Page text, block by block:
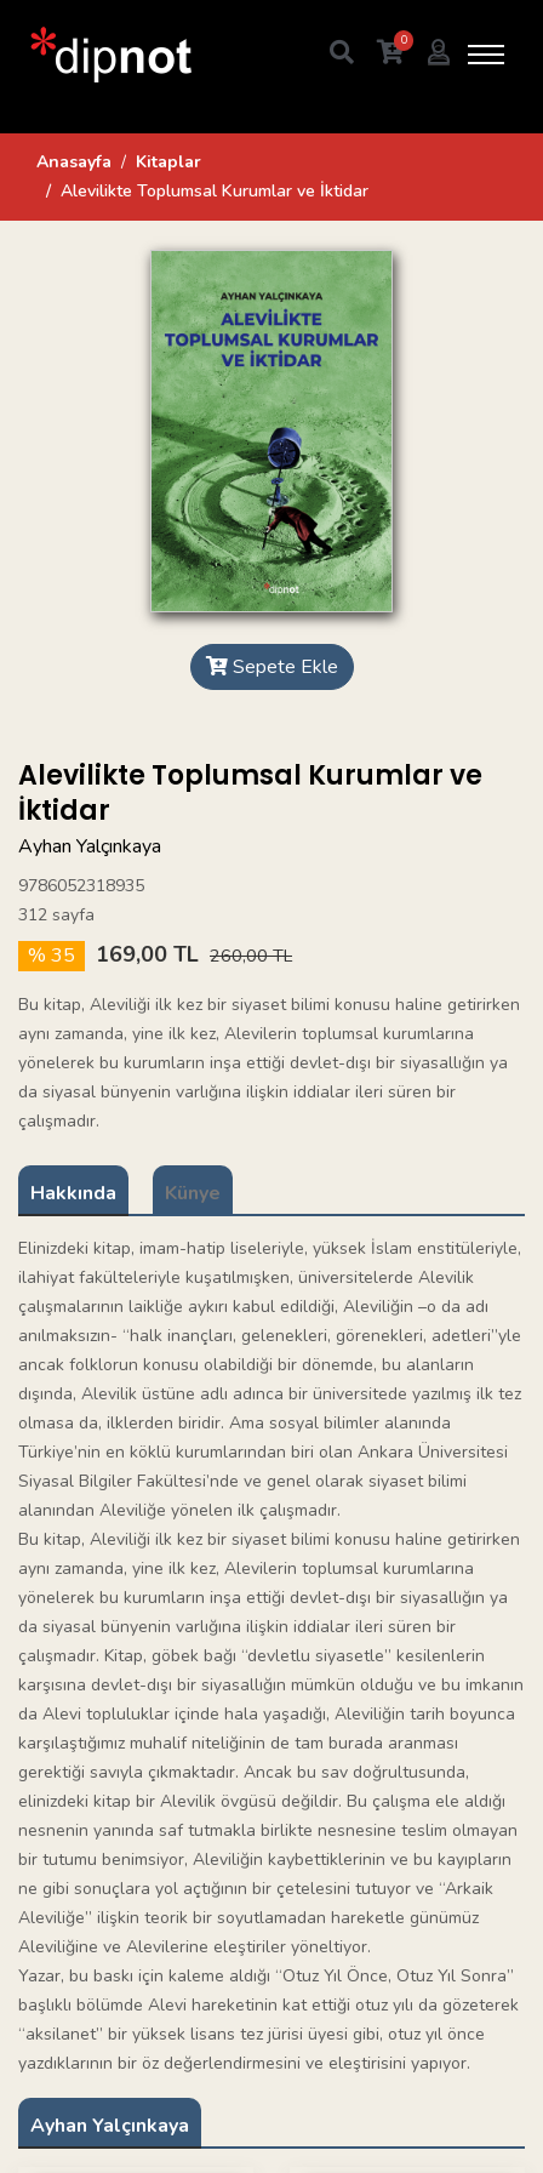
0
Anasayfa
Kitaplar
Alevilikte Toplumsal Kurumlar ve İktidar
Sepete Ekle
Alevilikte Toplumsal Kurumlar ve
İktidar
Ayhan Yalçınkaya
9786052318935
312 sayfa
% 35 169,00 TL 260,00 TL
Bu kitap, Aleviliği ilk kez bir siyaset bilimi konusu haline getirirken
aynı zamanda, yine ilk kez, Alevilerin toplumsal kurumlarına
yönelerek bu kurumların inşa ettiği devlet-dışı bir siyasallığın ya
da siyasal bünyenin varlığına ilişkin iddialar ileri süren bir
çalışmadır.
Hakkında Künye
Elinizdeki kitap, imam-hatip liseleriyle, yüksek İslam enstitüleriyle,
ilahiyat fakülteleriyle kuşatılmışken, üniversitelerde Alevilik
çalışmalarının laikliğe aykırı kabul edildiği, Aleviliğin –o da adı
anılmaksızın- “halk inançları, gelenekleri, görenekleri, adetleri”yle
ancak folklorun konusu olabildiği bir dönemde, bu alanların
dışında, Alevilik üstüne adlı adınca bir üniversitede yazılmış ilk tez
olmasa da, ilklerden biridir. Ama sosyal bilimler alanında
Türkiye’nin en köklü kurumlarından biri olan Ankara Üniversitesi
Siyasal Bilgiler Fakültesi’nde ve genel olarak siyaset bilimi
alanından Aleviliğe yönelen ilk çalışmadır.
Bu kitap, Aleviliği ilk kez bir siyaset bilimi konusu haline getirirken
aynı zamanda, yine ilk kez, Alevilerin toplumsal kurumlarına
yönelerek bu kurumların inşa ettiği devlet-dışı bir siyasallığın ya
da siyasal bünyenin varlığına ilişkin iddialar ileri süren bir
çalışmadır. Kitap, göbek bağı “devletlu siyasetle” kesilenlerin
karşısına devlet-dışı bir siyasallığın mümkün olduğu ve bu imkanın
da Alevi topluluklar içinde hala yaşadığı, Aleviliğin tarih boyunca
karşılaştığımız muhalif niteliğinin de tam burada aranması
gerektiği savıyla çıkmaktadır. Ancak bu sav doğrultusunda,
elinizdeki kitap bir Alevilik övgüsü değildir. Bu çalışma ele aldığı
nesnenin yanında saf tutmakla birlikte nesnesine teslim olmayan
bir tutumu benimsiyor, Aleviliğin kaybettiklerinin ve bu kayıpların
ne gibi sonuçlara yol açtığının bir çetelesini tutuyor ve “Arkaik
Aleviliğe” ilişkin teorik bir soyutlamadan hareketle günümüz
Aleviliğine ve Alevilerine eleştiriler yöneltiyor.
Yazar, bu baskı için kaleme aldığı “Otuz Yıl Önce, Otuz Yıl Sonra”
başlıklı bölümde Alevi hareketinin kat ettiği otuz yılı da gözeterek
“aksilanet” bir yüksek lisans tez jürisi üyesi gibi, otuz yıl önce
yazdıklarının bir öz değerlendirmesini ve eleştirisini yapıyor.
Ayhan Yalçınkaya